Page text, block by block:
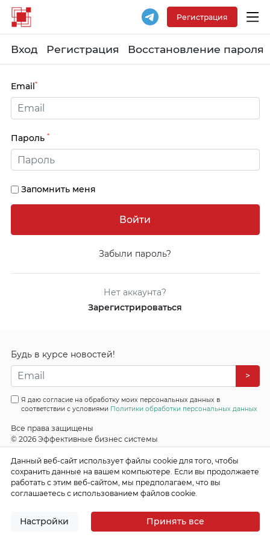
Регистрация
Вход Регистрация Восстановление пароля
Email*
Пароль *
Запомнить меня
Забыли пароль?
Нет аккаунта?
Зарегистрироваться
Будь в курсе новостей!
>
Я даю согласие на обработку моих персональных данных в
соответствии с условиями Политики обработки персональных данных
Все права защищены
© 2026 Эффективные бизнес системы
Данный веб-сайт использует файлы cookie для того, чтобы
сохранить данные на вашем компьютере. Если вы продолжаете
работать с этим веб-сайтом, мы предполагаем, что вы
соглашаетесь с использованием файлов cookie.
Настройки Принять все